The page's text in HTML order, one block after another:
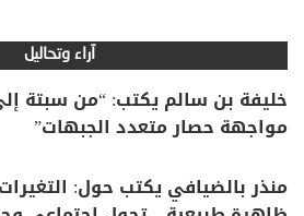
آراء وتحاليل
خليفة بن سالم يكتب: “من سبتة
مواجهة حصار متعدد الجبهات”
منذر بالضيافي يكتب حول: